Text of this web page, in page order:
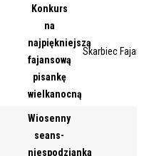
Konkurs
na
najpiękniejszą
fajansową
pisankę
wielkanocną
Skarbiec
Wiosenny
seans-
niespodzianka